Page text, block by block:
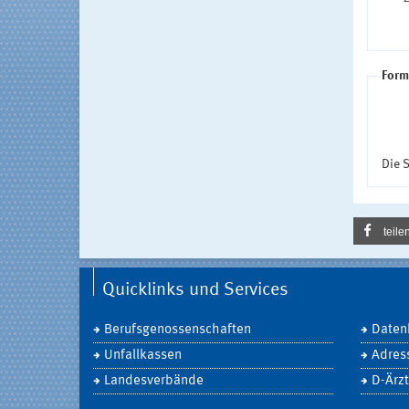
Die
Quicklinks und Services
Berufsgenossenschaften
Unfallkassen
Landesverbände
D-